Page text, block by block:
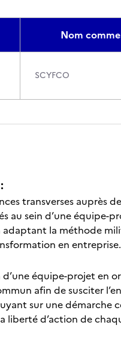
Nom
SCYFCO
transverses auprès
au sein d’une équipe-
la méthode
en entreprise.
équipe-projet en
afin de susciter
sur une
liberté d’action de